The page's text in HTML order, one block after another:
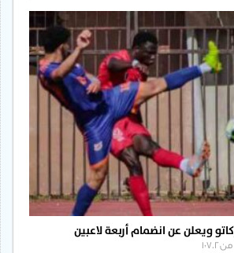
ويعلن عن انضمام أربعة لاعبين